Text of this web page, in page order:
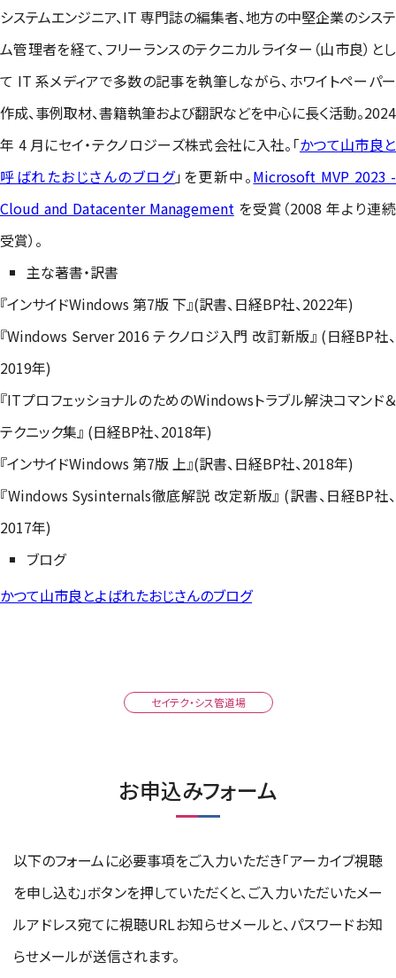
システムエンジニア、IT 専門誌の編集者、地方の中堅企業のシステ
ム管理者を経て、フリーランスのテクニカルライター（山市良）とし
て IT 系メディアで多数の記事を執筆しながら、ホワイトペーパー
作成、事例取材、書籍執筆および翻訳などを中心に長く活動。2024
年 4 月にセイ・テクノロジーズ株式会社に入社。「かつて山市良と
呼ばれたおじさんのブログ」を更新中。Microsoft MVP 2023 -
Cloud and Datacenter Managementを受賞（2008 年より連続
受賞）。
主な著書・訳書
『インサイドWindows 第7版 下』(訳書、日経BP社、2022年)
『Windows Server 2016 テクノロジ入門 改訂新版』 (日経BP社、
2019年)
『ITプロフェッショナルのためのWindowsトラブル解決コマンド＆
テクニック集』 (日経BP社、2018年)
『インサイドWindows 第7版 上』(訳書、日経BP社、2018年)
『Windows Sysinternals徹底解説 改定新版』 (訳書、日経BP社、
2017年)
ブログ
かつて山市良とよばれたおじさんのブログ
セイテク・シス管道場
お申込みフォーム
以下のフォームに必要事項をご入力いただき「アーカイブ視聴
を申し込む」ボタンを押していただくと、ご入力いただいたメー
ルアドレス宛てに視聴URLお知らせメールと、パスワードお知
らせメールが送信されます。